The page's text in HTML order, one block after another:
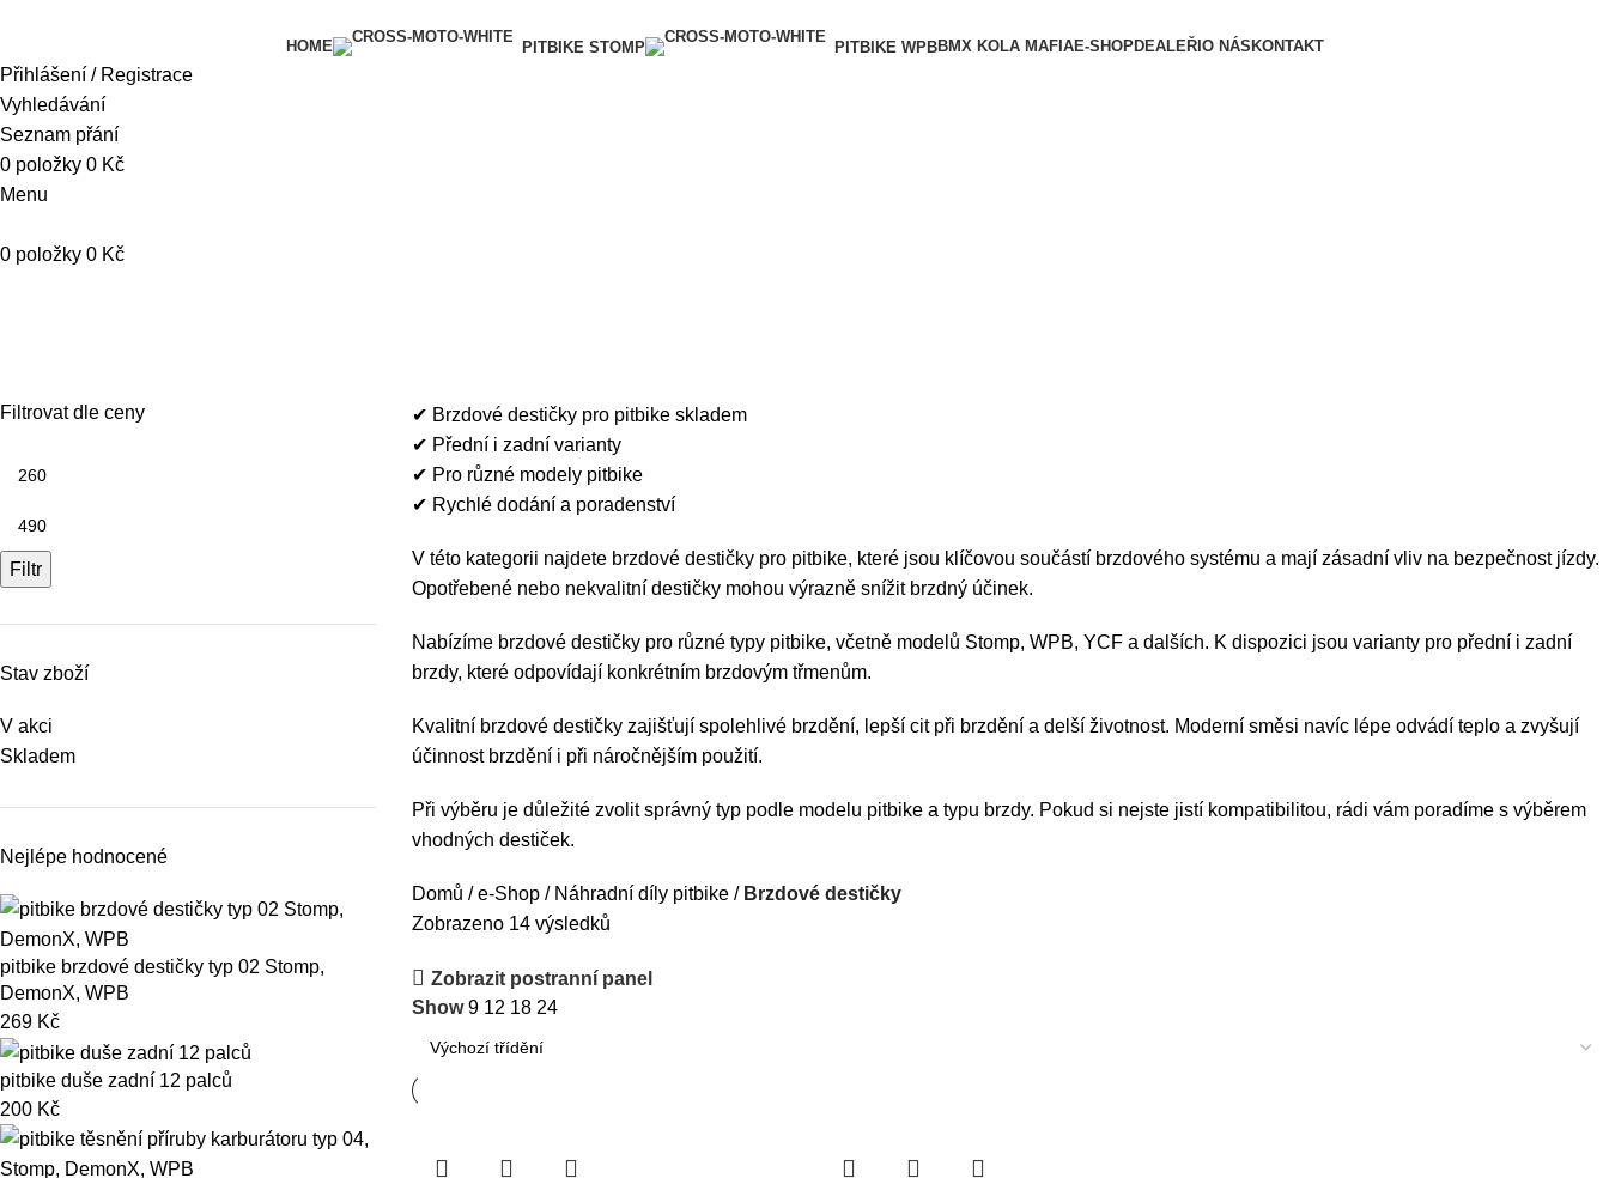
HOME PITBIKE STOMP PITBIKE WPBBMX KOLA MAFIAE-SHOPDEALEŘI O NÁS KONTAKT
Přihlášení / Registrace
Vyhledávání
Seznam přání
0 položky 0 Kč
Menu
0 položky 0 Kč
Filtrovat dle ceny
Filtr
Stav zboží
V akci
Skladem
Nejlépe hodnocené
pitbike brzdové destičky typ 02 Stomp,
DemonX, WPB
269 Kč
pitbike duše zadní 12 palců
200 Kč
✔ Brzdové destičky pro pitbike skladem
✔ Přední i zadní varianty
✔ Pro různé modely pitbike
✔ Rychlé dodání a poradenství
V této kategorii najdete brzdové destičky pro pitbike, které jsou klíčovou součástí brzdového systému a mají zásadní vliv na bezpečnost jízdy.
Opotřebené nebo nekvalitní destičky mohou výrazně snížit brzdný účinek.
Nabízíme brzdové destičky pro různé typy pitbike, včetně modelů Stomp, WPB, YCF a dalších. K dispozici jsou varianty pro přední i zadní
brzdy, které odpovídají konkrétním brzdovým třmenům.
Kvalitní brzdové destičky zajišťují spolehlivé brzdění, lepší cit při brzdění a delší životnost. Moderní směsi navíc lépe odvádí teplo a zvyšují
účinnost brzdění i při náročnějším použití.
Při výběru je důležité zvolit správný typ podle modelu pitbike a typu brzdy. Pokud si nejste jistí kompatibilitou, rádi vám poradíme s výběrem
vhodných destiček.
Domů e-Shop Náhradní díly pitbike
Brzdové destičky
Zobrazeno 14 výsledků
Zobrazit postranní panel
Show9 12 18 24